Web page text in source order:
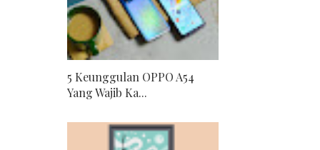
5 Keunggulan OPPO A54
Yang Wajib Ka...